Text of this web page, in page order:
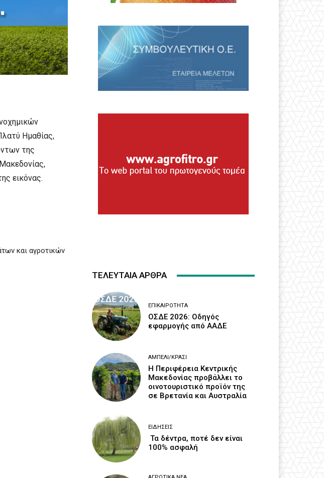
Ημαθίας,
της
εικόνας.
και αγροτικών
ΤΕΛΕΥΤΑΙΑ ΑΡΘΡΑ
ΕΠΙΚΑΙΡΌΤΗΤΑ
ΟΣΔΕ 2026: Οδηγός
εφαρμογής από ΑΑΔΕ
ΑΜΠΈΛΙ/ΚΡΑΣΊ
H Περιφέρεια Κεντρικής
Μακεδονίας προβάλλει το
οινοτουριστικό προϊόν της
σε Βρετανία και Αυστραλία
ΕΙΔΉΣΕΙΣ
Τα δέντρα, ποτέ δεν είναι
100% ασφαλή